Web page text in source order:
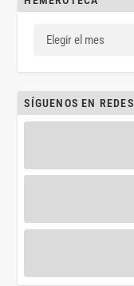
SÍGUENOS EN REDES